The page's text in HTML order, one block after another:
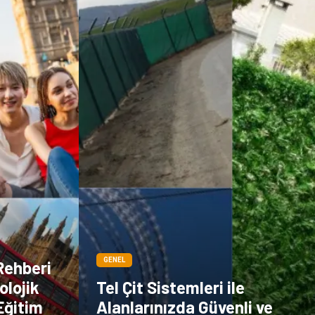
Sigorta Veteriner
kadınlar ve takı sağlık
Spor Malzemeleri
GENEL
Tel Çit Sistemleri ile
Alanlarınızda Güvenli ve